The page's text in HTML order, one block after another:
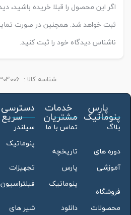
اگر این محصول را قبلا خریده باشید،
ثبت خواهد شد. همچنین در صورت
ناشناس دیدگاه خود را ثبت کنید.
شناسه کالا :
پارس
پنوماتیک
بلاگ
دوره های
آموزشی
فروشگاه
محصولات
خدمات
مشتریان
تماس با ما
تاریخچه
پارس
پنوماتیک
دانلود
دسترسی
سریع
سیلندر
پنوماتیک
تجهیزات
فیلتراسیون
شیر های